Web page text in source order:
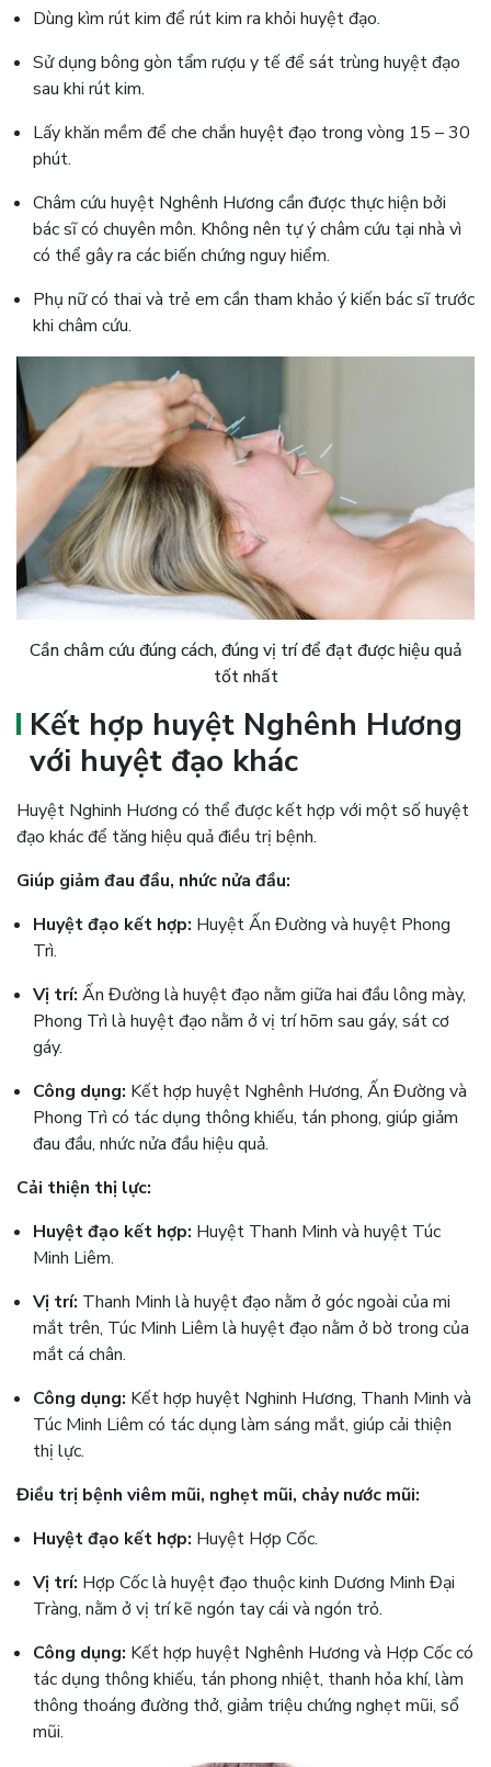
Dùng kìm rút kim để rút kim ra khỏi huyệt đạo.
Sử dụng bông gòn tẩm rượu y tế để sát trùng huyệt đạo
sau khi rút kim.
Lấy khăn mềm để che chắn huyệt đạo trong vòng 15 – 30
phút.
Châm cứu huyệt Nghênh Hương cần được thực hiện bởi
bác sĩ có chuyên môn. Không nên tự ý châm cứu tại nhà vì
có thể gây ra các biến chứng nguy hiểm.
Phụ nữ có thai và trẻ em cần tham khảo ý kiến bác sĩ trước
khi châm cứu.
Cần châm cứu đúng cách, đúng vị trí để đạt được hiệu quả
tốt nhất
Kết hợp huyệt Nghênh Hương
với huyệt đạo khác
Huyệt Nghinh Hương có thể được kết hợp với một số huyệt
đạo khác để tăng hiệu quả điều trị bệnh.
Giúp giảm đau đầu, nhức nửa đầu:
Huyệt đạo kết hợp: Huyệt Ấn Đường và huyệt Phong
Trì.
Vị trí: Ấn Đường là huyệt đạo nằm giữa hai đầu lông mày,
Phong Trì là huyệt đạo nằm ở vị trí hõm sau gáy, sát cơ
gáy.
Công dụng: Kết hợp huyệt Nghênh Hương, Ấn Đường và
Phong Trì có tác dụng thông khiếu, tán phong, giúp giảm
đau đầu, nhức nửa đầu hiệu quả.
Cải thiện thị lực:
Huyệt đạo kết hợp: Huyệt Thanh Minh và huyệt Túc
Minh Liêm.
Vị trí: Thanh Minh là huyệt đạo nằm ở góc ngoài của mi
mắt trên, Túc Minh Liêm là huyệt đạo nằm ở bờ trong của
mắt cá chân.
Công dụng: Kết hợp huyệt Nghinh Hương, Thanh Minh và
Túc Minh Liêm có tác dụng làm sáng mắt, giúp cải thiện
thị lực.
Điều trị bệnh viêm mũi, nghẹt mũi, chảy nước mũi:
Huyệt đạo kết hợp: Huyệt Hợp Cốc.
Vị trí: Hợp Cốc là huyệt đạo thuộc kinh Dương Minh Đại
Tràng, nằm ở vị trí kẽ ngón tay cái và ngón trỏ.
Công dụng: Kết hợp huyệt Nghênh Hương và Hợp Cốc có
tác dụng thông khiếu, tán phong nhiệt, thanh hỏa khí, làm
thông thoáng đường thở, giảm triệu chứng nghẹt mũi, sổ
mũi.